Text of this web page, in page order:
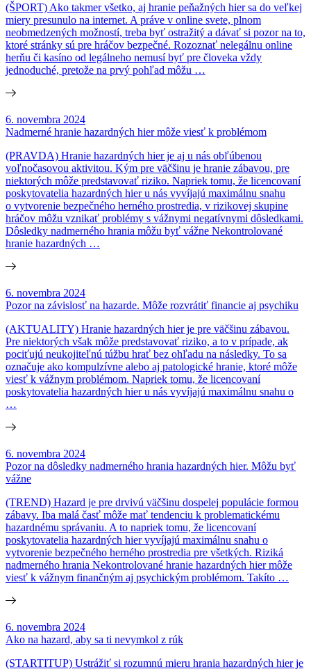
(ŠPORT) Ako takmer všetko, aj hranie peňažných hier sa do veľkej
miery presunulo na internet. A práve v online svete, plnom
neobmedzených možností, treba byť ostražitý a dávať si pozor na to,
ktoré stránky sú pre hráčov bezpečné. Rozoznať nelegálnu online
herňu či kasíno od legálneho nemusí byť pre človeka vždy
jednoduché, pretože na prvý pohľad môžu …
6. novembra 2024
Nadmerné hranie hazardných hier môže viesť k problémom
(PRAVDA) Hranie hazardných hier je aj u nás obľúbenou
voľnočasovou aktivitou. Kým pre väčšinu je hranie zábavou, pre
niektorých môže predstavovať riziko. Napriek tomu, že licencovaní
poskytovatelia hazardných hier u nás vyvíjajú maximálnu snahu
o vytvorenie bezpečného herného prostredia, v rizikovej skupine
hráčov môžu vznikať problémy s vážnymi negatívnymi dôsledkami.
Dôsledky nadmerného hrania môžu byť vážne Nekontrolované
hranie hazardných …
6. novembra 2024
Pozor na závislosť na hazarde. Môže rozvrátiť financie aj psychiku
(AKTUALITY) Hranie hazardných hier je pre väčšinu zábavou.
Pre niektorých však môže predstavovať riziko, a to v prípade, ak
pociťujú neukojiteľnú túžbu hrať bez ohľadu na následky. To sa
označuje ako kompulzívne alebo aj patologické hranie, ktoré môže
viesť k vážnym problémom. Napriek tomu, že licencovaní
poskytovatelia hazardných hier u nás vyvíjajú maximálnu snahu o
…
6. novembra 2024
Pozor na dôsledky nadmerného hrania hazardných hier. Môžu byť
vážne
(TREND) Hazard je pre drvivú väčšinu dospelej populácie formou
zábavy. Iba malá časť môže mať tendenciu k problematickému
hazardnému správaniu. A to napriek tomu, že licencovaní
poskytovatelia hazardných hier vyvíjajú maximálnu snahu o
vytvorenie bezpečného herného prostredia pre všetkých. Riziká
nadmerného hrania Nekontrolované hranie hazardných hier môže
viesť k vážnym finančným aj psychickým problémom. Takíto …
6. novembra 2024
Ako na hazard, aby sa ti nevymkol z rúk
(STARTITUP) Ustrážiť si rozumnú mieru hrania hazardných hier je